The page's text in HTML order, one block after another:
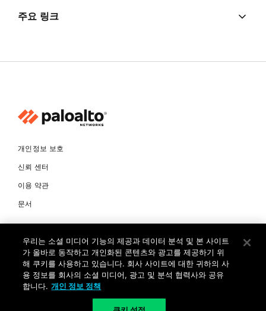
주요 링크
개인정보 보호
신뢰 센터
이용 약관
문서
Networks Korea, Ltd. All rights reserved. 여러 가지 상표에 대한
소유권은 각 소유자에게 있습니다. 사업자 등록번호: 120-87-72963.
대표자 : 제프리찰스트루 서울특별시 서초구 서초대로74길 4, 1층 (삼성
생명 서초타워) TEL: +82-2-568-4353
우리는 소셜 미디어 기능의 제공과 데이터 분석 및 본 사이트
가 올바로 동작하고 개인화된 콘텐츠와 광고를 제공하기 위
해 쿠키를 사용하고 있습니다. 회사 사이트에 대한 귀하의 사
용 정보를 회사의 소셜 미디어, 광고 및 분석 협력사와 공유
합니다. 개인 정보 정책